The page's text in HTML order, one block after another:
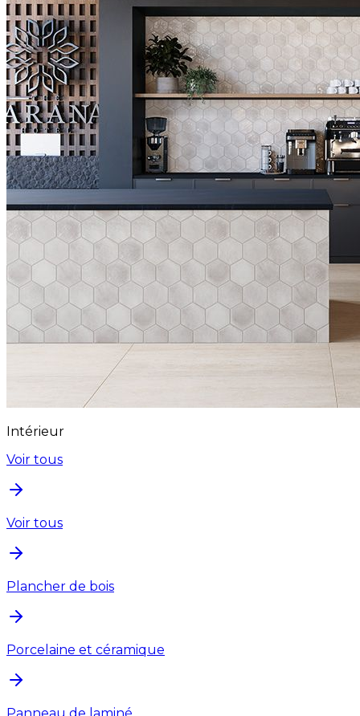
Intérieur
Voir tous
Voir tous
Plancher de bois
Porcelaine et céramique